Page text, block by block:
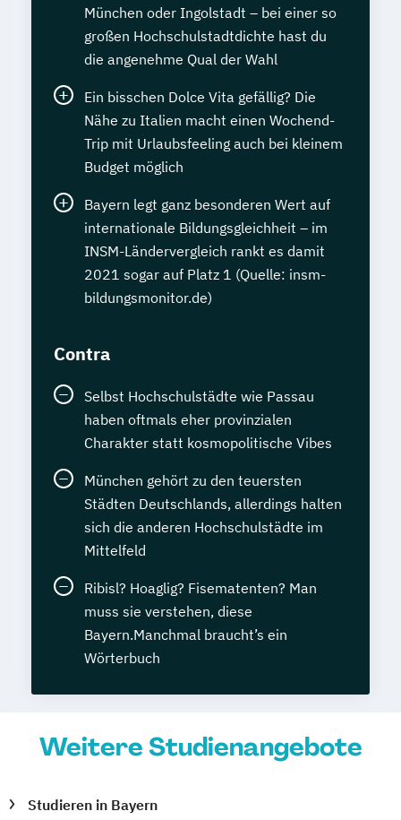
München oder Ingolstadt – bei einer so
großen Hochschulstadtdichte hast du
die angenehme Qual der Wahl
Ein bisschen Dolce Vita gefällig? Die
Nähe zu Italien macht einen Wochend-
Trip mit Urlaubsfeeling auch bei kleinem
Budget möglich
Bayern legt ganz besonderen Wert auf
internationale Bildungsgleichheit – im
INSM-Ländervergleich rankt es damit
2021 sogar auf Platz 1 (Quelle: insm-
bildungsmonitor.de)
Contra
Selbst Hochschulstädte wie Passau
haben oftmals eher provinzialen
Charakter statt kosmopolitische Vibes
München gehört zu den teuersten
Städten Deutschlands, allerdings halten
sich die anderen Hochschulstädte im
Mittelfeld
Ribisl? Hoaglig? Fisematenten? Man
muss sie verstehen, diese
Bayern.Manchmal braucht’s ein
Wörterbuch
Weitere Studienangebote
Studieren in Bayern